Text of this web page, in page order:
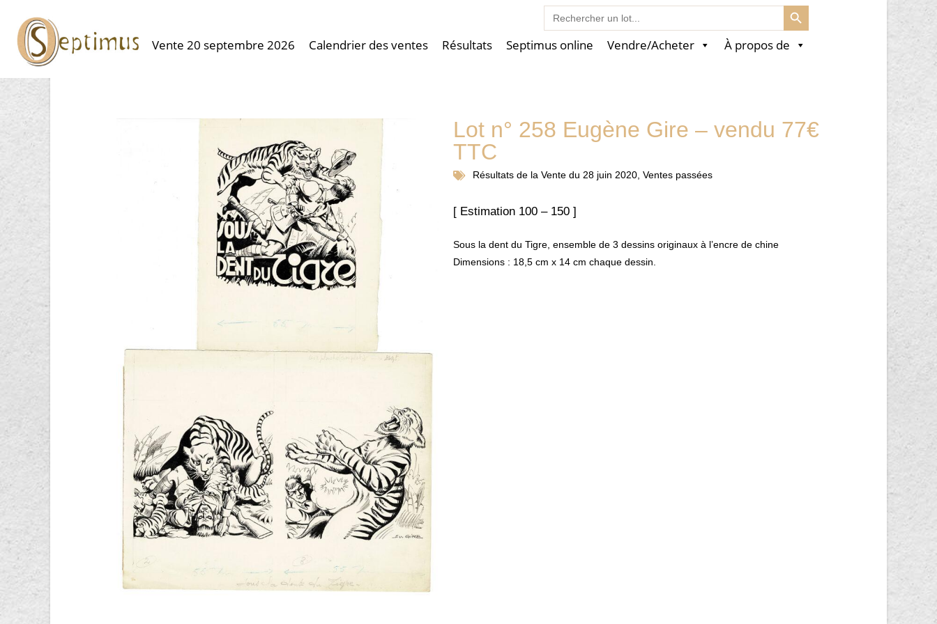
Search
for:
SEARCH BUTTON
Vente 20 septembre 2026 Calendrier des ventes Résultats Septimus online Vendre/Acheter À propos de
Lot n° 258 Eugène Gire – vendu 77€
TTC
Résultats de la Vente du 28 juin 2020, Ventes passées
[ Estimation 100 – 150 ]
Sous la dent du Tigre, ensemble de 3 dessins originaux à l’encre de chine
Dimensions : 18,5 cm x 14 cm chaque dessin.